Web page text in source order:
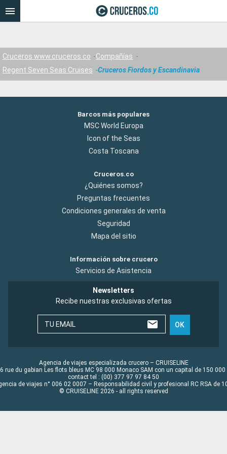
Cruceros www.cruceros.co
Compañías
Regent Seven Seas Cruises
Cruceros Fiordos y Escandinavia
Barcos más populares
MSC World Europa
Icon of the Seas
Costa Toscana
Cruceros.co
¿Quiénes somos?
Preguntas frecuentes
Condiciones generales de venta
Seguridad
Mapa del sitio
Información sobre crucero
Servicios de Asistencia
Newsletters
Recibe nuestras exclusivas ofertas
TU EMAIL OK
Agencia de viajes especializada crucero – CRUISELINE
rue du gabian Les flots bleus MC 98 000 Monaco SAM con un capital de 150 000
contact tel : (00) 377 97 97 84 50
de viajes n° 006 02 0007 – Responsabilidad civil y profesional RC RSA de
© CRUISELINE 2026 - all rights reserved